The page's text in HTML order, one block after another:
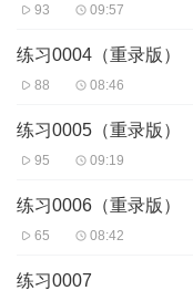
93 09:57
练习0004（重录版）
88 08:46
练习0005（重录版）
95 09:19
练习0006（重录版）
65 08:42
练习0007